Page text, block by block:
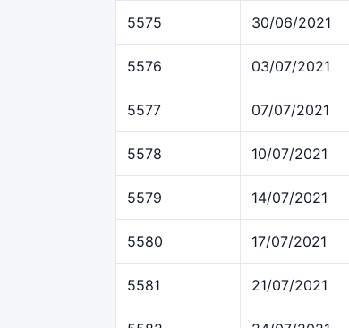
5575 30/06/2021
5576 03/07/2021
5577 07/07/2021
5578 10/07/2021
5579 14/07/2021
5580 17/07/2021
5581 21/07/2021